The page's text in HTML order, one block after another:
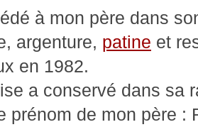
à mon père dans
argenture, patine et
en 1982.
a conservé dans sa
prénom de mon père :